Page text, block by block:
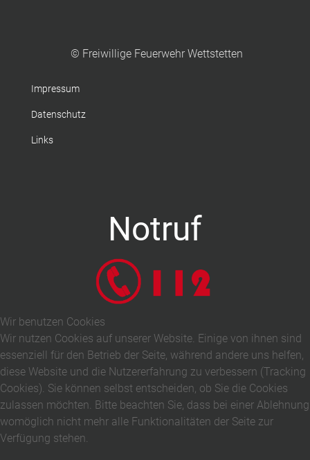
© Freiwillige Feuerwehr Wettstetten
Impressum
Datenschutz
Links
Notruf
Wir benutzen Cookies
Wir nutzen Cookies auf unserer Website. Einige von ihnen sind
essenziell für den Betrieb der Seite, während andere uns helfen,
diese Website und die Nutzererfahrung zu verbessern (Tracking
Cookies). Sie können selbst entscheiden, ob Sie die Cookies
zulassen möchten. Bitte beachten Sie, dass bei einer Ablehnung
womöglich nicht mehr alle Funktionalitäten der Seite zur
Verfügung stehen.